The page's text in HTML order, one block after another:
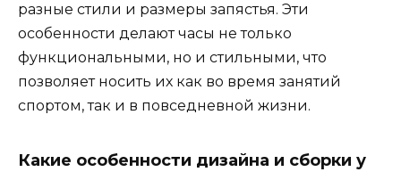
разные стили и размеры запястья. Эти
особенности делают часы не только
функциональными, но и стильными, что
позволяет носить их как во время занятий
спортом, так и в повседневной жизни.
Какие особенности дизайна и сборки у